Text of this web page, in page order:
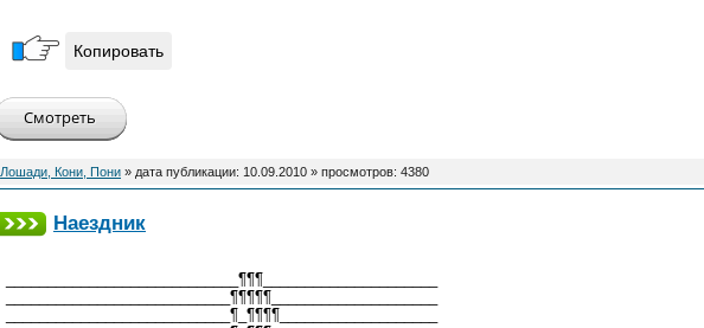
Копировать
Лошади, Кони, Пони » дата публикации: 10.09.2010 » просмотров: 4380
Наездник
____________________________¶¶¶_____________________
___________________________¶¶¶¶¶____________________
___________________________¶_¶¶¶¶___________________